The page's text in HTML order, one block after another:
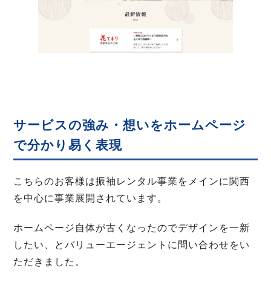
サービスの強み・想いをホームページ
で分かり易く表現
こちらのお客様は振袖レンタル事業をメインに関西
を中心に事業展開されています。
ホームページ自体が古くなったのでデザインを一新
したい、とバリューエージェントに問い合わせをい
ただきました。